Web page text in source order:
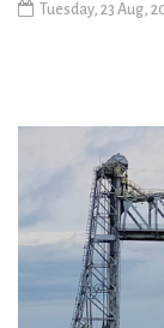
Tuesday, 23 Aug,